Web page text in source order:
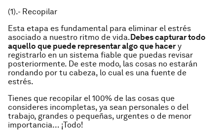
(1).- Recopilar
Esta etapa es fundamental para eliminar el estrés
asociado a nuestro ritmo de vida.Debescapturartodo
aquello que puede representar algo que hacer y
registrarlo en un sistema fiable que puedas revisar
posteriormente. De este modo, las cosas no estarán
rondando por tu cabeza, lo cual es una fuente de
estrés.
Tienes que recopilar el 100% de las cosas que
consideres incompletas, ya sean personales o del
trabajo, grandes o pequeñas, urgentes o de menor
importancia… ¡Todo!